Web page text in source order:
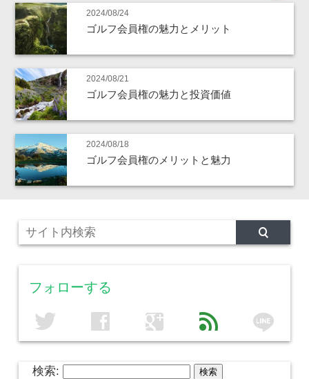
2024/08/24
ゴルフ会員権の魅力とメリット
2024/08/21
ゴルフ会員権の魅力と投資価値
2024/08/18
ゴルフ会員権のメリットと魅力
フォローする
twitter facebook google feed line
検索: